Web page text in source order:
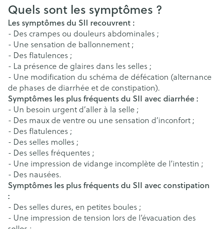
Quels sont les symptômes ?
Les symptômes du SII recouvrent :
- Des crampes ou douleurs abdominales ;
- Une sensation de ballonnement ;
- Des flatulences ;
- La présence de glaires dans les selles ;
- Une modification du schéma de défécation (alternance
de phases de diarrhée et de constipation).
Symptômes les plus fréquents du SII avec diarrhée :
- Un besoin urgent d’aller à la selle ;
- Des maux de ventre ou une sensation d’inconfort ;
- Des flatulences ;
- Des selles molles ;
- Des selles fréquentes ;
- Une impression de vidange incomplète de l’intestin ;
- Des nausées.
Symptômes les plus fréquents du SII avec constipation
:
- Des selles dures, en petites boules ;
- Une impression de tension lors de l’évacuation des